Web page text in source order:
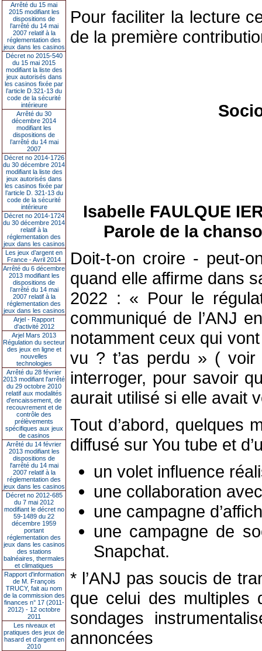
Arrêté du 15 mai
2015 modifiant les
dispositions de
l’arrêté du 14 mai
2007 relatif à la
réglementation des
jeux dans les casinos
Décret no 2015-540
du 15 mai 2015
modifiant la liste des
jeux autorisés dans
les casinos fixée par
l’article D.321-13 du
code de la sécurité
intérieure
Arrêté du 30
décembre 2014
modifiant les
dispositions de
l’arrêté du 14 mai
2007
Décret no 2014-1726
du 30 décembre 2014
modifiant la liste des
jeux autorisés dans
les casinos fixée par
l’article D. 321-13 du
code de la sécurité
intérieure
Décret no 2014-1724
du 30 décembre 2014
relatif à la
réglementation des
jeux dans les casinos
Les jeux d’argent en
France - Avril 2014
Arrêté du 6 décembre
2013 modifiant les
dispositions de
l’arrêté du 14 mai
2007 relatif à la
réglementation des
jeux dans les casinos
Arjel - Rapport
d'activité 2012
Arjel Mars 2013
Régulation du secteur
des jeux en ligne et
nouvelles
technologies
Arrêté du 28 février
2013 modifiant l'arrêté
du 29 octobre 2010
relatif aux modalités
d'encaissement, de
recouvrement et de
contrôle des
prélèvements
spécifiques aux jeux
de casinos
Arrêté du 14 février
2013 modifiant les
dispositions de
l'arrêté du 14 mai
2007 relatif à la
réglementation des
jeux dans les casinos
Décret no 2012-685
du 7 mai 2012
modifiant le décret no
59-1489 du 22
décembre 1959
portant
réglementation des
jeux dans les casinos
des stations
balnéaires, thermales
et climatiques
Rapport d'information
de M. François
TRUCY, fait au nom
de la commission des
finances n° 17 (2011-
2012) - 12 octobre
2011
Les niveaux et
pratiques des jeux de
hasard et d’argent en
2010
Pour faciliter la lecture
de la première
Isabelle FAULQUE
Parole de la
Doit-t-on croire - peut-
quand elle affirme dans
2022 : « Pour le
communiqué de l’ANJ
notamment ceux qui
vu ? t’as perdu » (
interroger, pour savoir
aurait utilisé si elle avait
Tout d’abord, quelques
diffusé sur You tube et
un volet influence
une collaboration
une campagne
une campagne de
Snapchat.
* l’ANJ pas soucis de
que celui des multiples
sondages
annoncées